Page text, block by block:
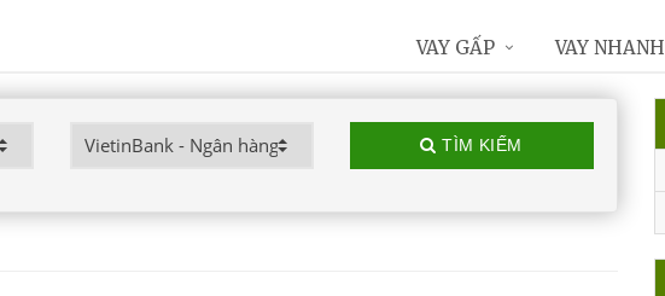
TÌM KIẾM
VAY GẤP VAY NHANH